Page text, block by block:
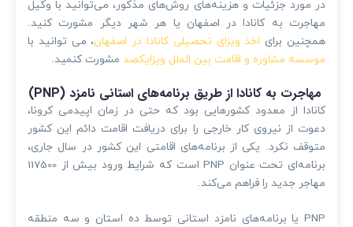
در مورد جزئیات و هزینه‌های روش‌های مذکور، می‌توانید با وکیل
مهاجرت به کانادا در اصفهان یا هر شهر دیگر مشورت کنید.
همچنین برای اخذ ویزای تحصیلی کانادا در اصفهان، می توانید با
موسسه مشاوره و اقامت بین الملل ویزایکصد مشورت کنمید.
مهاجرت به کانادا از طریق برنامه‌های استانی نامزد (PNP)
کانادا از معدود کشورهایی بود که حتی در زمان اپیدمی کرونا،
دعوت از نیروی کار خارجی را برای دریافت اقامت دائم این کشور
متوقف نکرد. یکی از برنامه‌های اقامتی این کشور در سال جاری،
برنامه‌ای تحت عنوان PNP است که شرایط ورود بیش از 117500
مهاجر جدید را فراهم می‌کند.
PNP یا برنامه‌های نامزد استانی توسط ده استان و سه منطقه